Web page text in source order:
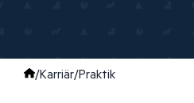
/Karriär/Praktik